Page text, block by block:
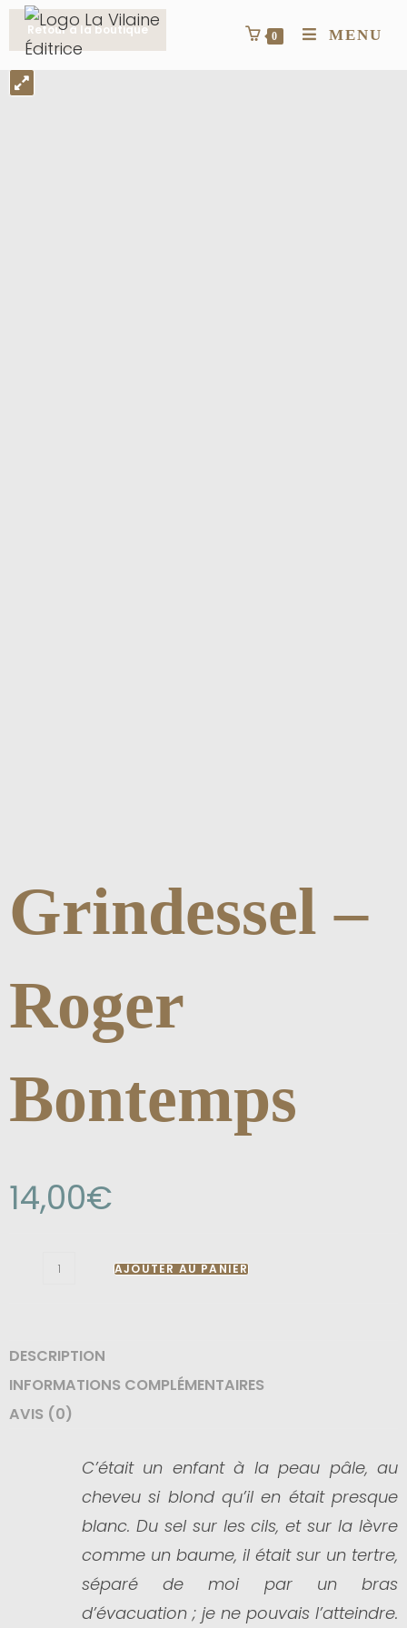
0 MENU
Retour à la boutique
Grindessel –
Roger
Bontemps
14,00€
AJOUTER AU PANIER
DESCRIPTION
INFORMATIONS COMPLÉMENTAIRES
AVIS (0)
C’était un enfant à la peau pâle, au
cheveu si blond qu’il en était presque
blanc. Du sel sur les cils, et sur la lèvre
comme un baume, il était sur un tertre,
séparé de moi par un bras
d’évacuation ; je ne pouvais l’atteindre.